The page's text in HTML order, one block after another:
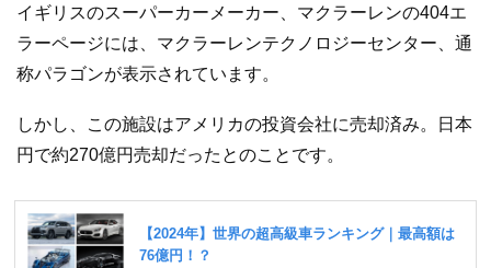
イギリスのスーパーカーメーカー、マクラーレンの404エ
ラーページには、マクラーレンテクノロジーセンター、通
称パラゴンが表示されています。
しかし、この施設はアメリカの投資会社に売却済み。日本
円で約270億円売却だったとのことです。